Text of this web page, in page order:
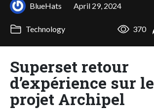
BlueHats April 29, 2024
Technology 370
Superset retour
d’expérience sur le
projet Archipel